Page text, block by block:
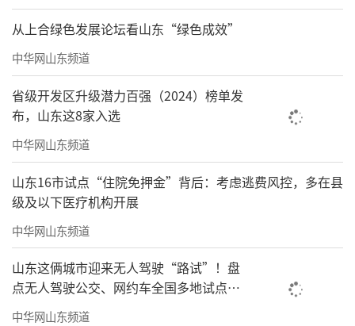
从上合绿色发展论坛看山东“绿色成效”
中华网山东频道
省级开发区升级潜力百强（2024）榜单发
布，山东这8家入选
中华网山东频道
山东16市试点“住院免押金”背后：考虑逃费风控，多在县
级及以下医疗机构开展
中华网山东频道
山东这俩城市迎来无人驾驶“路试”！盘
点无人驾驶公交、网约车全国多地试点之
路
中华网山东频道